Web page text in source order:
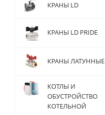
КРАНЫ LD
КРАНЫ LD PRIDE
КРАНЫ ЛАТУННЫЕ
КОТЛЫ И
ОБУСТРОЙСТВО
КОТЕЛЬНОЙ